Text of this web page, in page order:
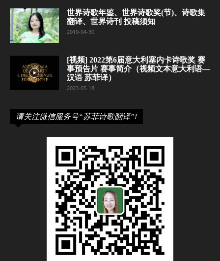
世界诗歌年鉴、世界诗歌奖(节)、诗歌集
翻译、世界诗刊 投稿须知
2019-04-30
[视频] 2022第6届意大利塞内卡诗歌奖 赛
事预告片 赛事简介（视频文本意大利语—
汉语 苏菲译）
2023-05-18
请关注微信服务号“苏菲诗歌翻译”!